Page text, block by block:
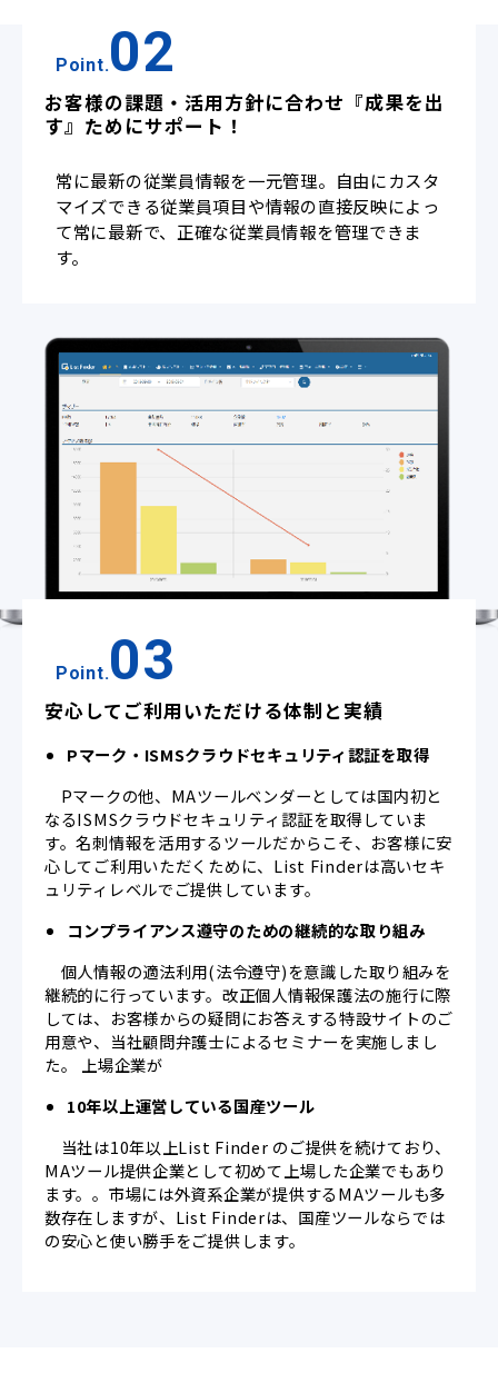
Point.02
お客様の課題・活用方針に合わせ『成果を出
す』ためにサポート！
常に最新の従業員情報を一元管理。自由にカスタ
マイズできる従業員項目や情報の直接反映によっ
て常に最新で、正確な従業員情報を管理できま
す。
Point.03
安心してご利用いただける体制と実績
Pマーク・ISMSクラウドセキュリティ認証を取得
Pマークの他、MAツールベンダーとしては国内初と
なるISMSクラウドセキュリティ認証を取得していま
す。名刺情報を活用するツールだからこそ、お客様に安
心してご利用いただくために、List Finderは高いセキ
ュリティレベルでご提供しています。
コンプライアンス遵守のための継続的な取り組み
個人情報の適法利用(法令遵守)を意識した取り組みを
継続的に行っています。改正個人情報保護法の施行に際
しては、お客様からの疑問にお答えする特設サイトのご
用意や、当社顧問弁護士によるセミナーを実施しまし
た。 上場企業が
10年以上運営している国産ツール
当社は10年以上List Finder のご提供を続けており、
MAツール提供企業として初めて上場した企業でもあり
ます。。市場には外資系企業が提供するMAツールも多
数存在しますが、List Finderは、国産ツールならでは
の安心と使い勝手をご提供します。